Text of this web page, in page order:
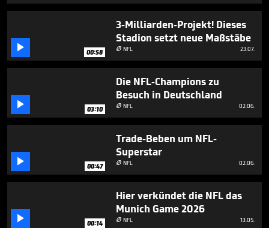
 00:58
3-Milliarden-Projekt! Dieses
Stadion setzt neue Maßstäbe
 NFL 23.07.
 03:10
Die NFL-Champions zu
Besuch in Deutschland
 NFL 02.06.
 00:47
Trade-Beben um NFL-
Superstar
 NFL 02.06.
 00:14
Hier verkündet die NFL das
Munich Game 2026
 NFL 13.05.